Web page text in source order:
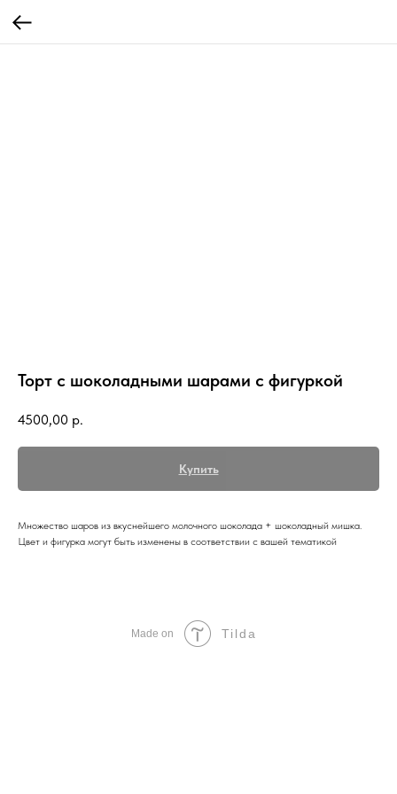
Торт с шоколадными шарами с фигуркой
4500,00 р.
Купить
Множество шаров из вкуснейшего молочного шоколада + шоколадный мишка.
Цвет и фигурка могут быть изменены в соответствии с вашей тематикой
Made on Tilda